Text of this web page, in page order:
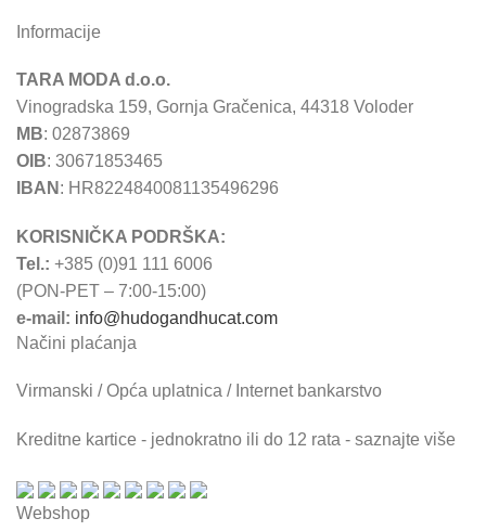
Informacije
TARA MODA d.o.o.
Vinogradska 159, Gornja Gračenica, 44318 Voloder
MB: 02873869
OIB: 30671853465
IBAN : HR8224840081135496296
KORISNIČKA PODRŠKA:
Tel.: +385 (0)91 111 6006
(PON-PET – 7:00-15:00)
e-mail: info@hudogandhucat.com
Načini plaćanja
Virmanski / Opća uplatnica / Internet bankarstvo
Kreditne kartice - jednokratno ili do 12 rata - saznajte više
Webshop